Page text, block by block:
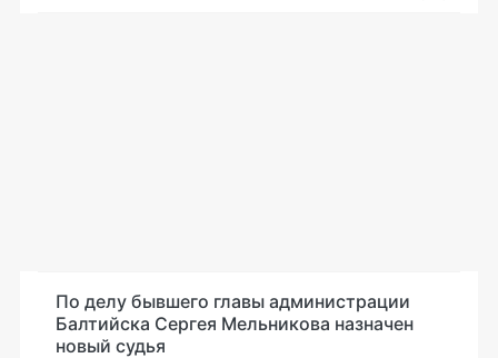
По делу бывшего главы администрации
Балтийска Сергея Мельникова назначен
новый судья